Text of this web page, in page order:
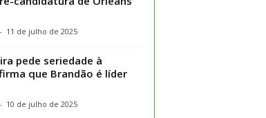
- 11 de julho de 2025
pede seriedade à
que Brandão é líder
- 10 de julho de 2025